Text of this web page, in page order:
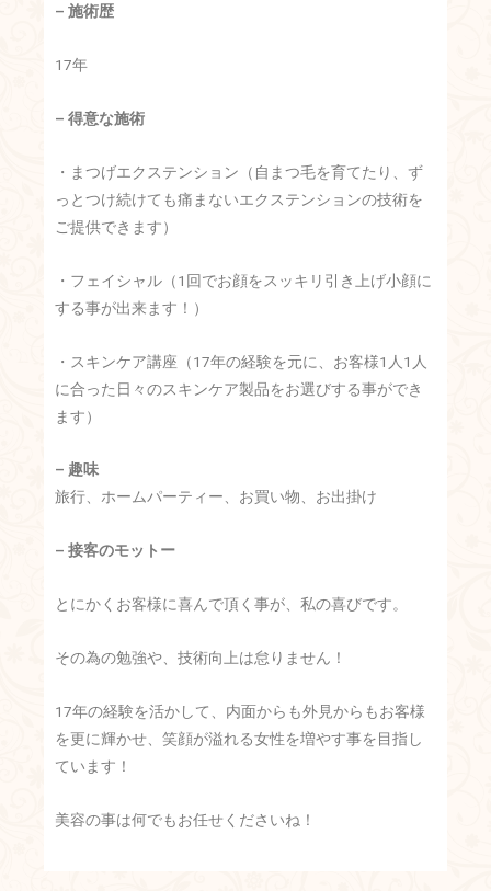
– 施術歴
17年
– 得意な施術
・まつげエクステンション（自まつ毛を育てたり、ず
っとつけ続けても痛まないエクステンションの技術を
ご提供できます）
・フェイシャル（1回でお顔をスッキリ引き上げ小顔に
する事が出来ます！）
・スキンケア講座（17年の経験を元に、お客様1人1人
に合った日々のスキンケア製品をお選びする事ができ
ます）
– 趣味
旅行、ホームパーティー、お買い物、お出掛け
– 接客のモットー
とにかくお客様に喜んで頂く事が、私の喜びです。
その為の勉強や、技術向上は怠りません！
17年の経験を活かして、内面からも外見からもお客様
を更に輝かせ、笑顔が溢れる女性を増やす事を目指し
ています！
美容の事は何でもお任せくださいね！